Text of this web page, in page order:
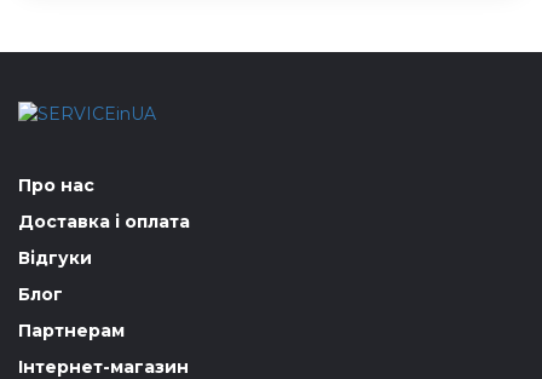
Про нас
Доставка і оплата
Відгуки
Блог
Партнерам
Інтернет-магазин